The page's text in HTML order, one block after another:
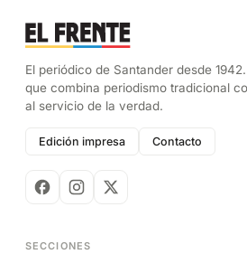
El periódico de Santander desde
que combina periodismo tradicional
al servicio de la verdad.
Edición impresa Contacto
SECCIONES